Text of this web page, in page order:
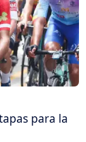
para la